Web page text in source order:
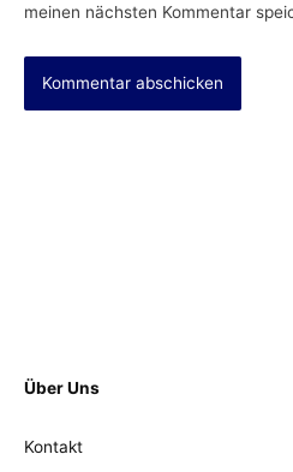
meinen nächsten Kommentar
Über Uns
Kontakt